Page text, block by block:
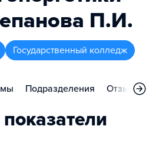
П.И.
Государственный колледж
Подразделения Отзывы